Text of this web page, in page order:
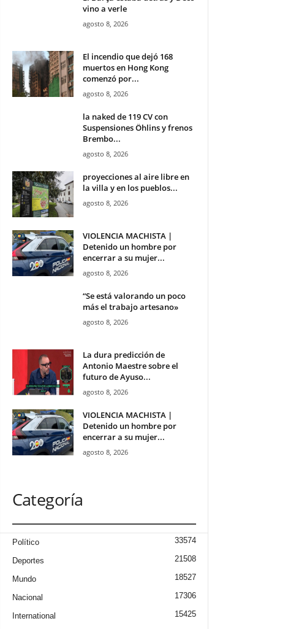
vino a verle
agosto 8, 2026
El incendio que dejó 168
muertos en Hong Kong
comenzó por...
agosto 8, 2026
la naked de 119 CV con
Suspensiones Öhlins y frenos
Brembo...
agosto 8, 2026
proyecciones al aire libre en
la villa y en los pueblos...
agosto 8, 2026
VIOLENCIA MACHISTA |
Detenido un hombre por
encerrar a su mujer...
agosto 8, 2026
“Se está valorando un poco
más el trabajo artesano»
agosto 8, 2026
La dura predicción de
Antonio Maestre sobre el
futuro de Ayuso...
agosto 8, 2026
VIOLENCIA MACHISTA |
Detenido un hombre por
encerrar a su mujer...
agosto 8, 2026
Categoría
Político 33574
Deportes 21508
Mundo 18527
Nacional 17306
International
15425